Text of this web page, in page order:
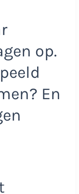
op.
En